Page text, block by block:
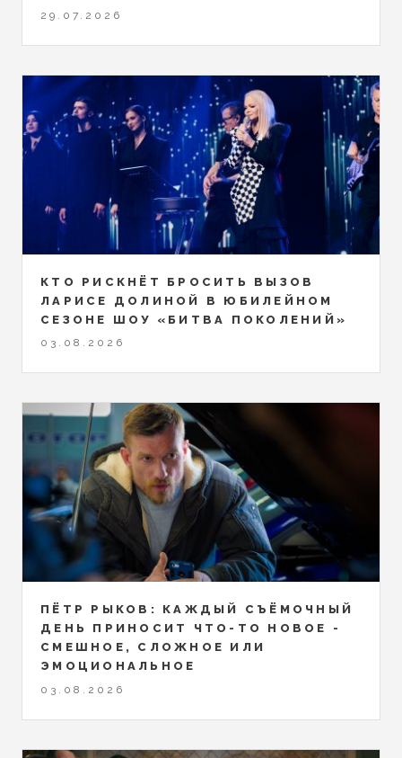
29.07.2026
КТО РИСКНЁТ БРОСИТЬ ВЫЗОВ
ЛАРИСЕ ДОЛИНОЙ В ЮБИЛЕЙНОМ
СЕЗОНЕ ШОУ «БИТВА ПОКОЛЕНИЙ»
03.08.2026
ПЁТР РЫКОВ: КАЖДЫЙ СЪЁМОЧНЫЙ
ДЕНЬ ПРИНОСИТ ЧТО-ТО НОВОЕ -
СМЕШНОЕ, СЛОЖНОЕ ИЛИ
ЭМОЦИОНАЛЬНОЕ
03.08.2026